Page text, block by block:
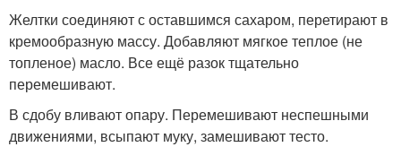
Желтки соединяют с оставшимся сахаром, перетирают в
кремообразную массу. Добавляют мягкое теплое (не
топленое) масло. Все ещё разок тщательно
перемешивают.
В сдобу вливают опару. Перемешивают неспешными
движениями, всыпают муку, замешивают тесто.